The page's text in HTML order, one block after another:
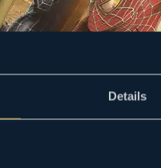
Details